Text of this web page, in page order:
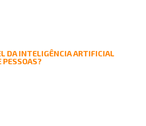
DA INTELIGÊNCIA ARTIFICIAL
PESSOAS?